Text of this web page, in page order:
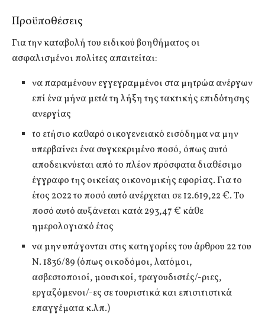
Προϋποθέσεις
Για την καταβολή του ειδικού βοηθήματος οι
ασφαλισμένοι πολίτες απαιτείται:
να παραμένουν εγγεγραμμένοι στα μητρώα ανέργων
επί ένα μήνα μετά τη λήξη της τακτικής επιδότησης
ανεργίας
το ετήσιο καθαρό οικογενειακό εισόδημα να μην
υπερβαίνει ένα συγκεκριμένο ποσό, όπως αυτό
αποδεικνύεται από το πλέον πρόσφατα διαθέσιμο
έγγραφο της οικείας οικονομικής εφορίας. Για το
έτος 2022 το ποσό αυτό ανέρχεται σε 12.619,22 €. Το
ποσό αυτό αυξάνεται κατά 293,47 € κάθε
ημερολογιακό έτος
να μην υπάγονται στις κατηγορίες του άρθρου 22 του
Ν. 1836/89 (όπως οικοδόμοι, λατόμοι,
ασβεστοποιοί, μουσικοί, τραγουδιστές/-ριες,
εργαζόμενοι/-ες σε τουριστικά και επισιτιστικά
επαγγέματα κ.λπ.)